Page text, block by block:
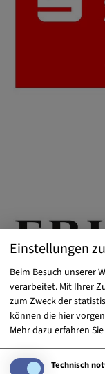
Einstellungen
Beim Besuch unserer
verarbeitet. Mit Ihrer
zum Zweck der
können die hier
Mehr dazu erfahren
Technisch